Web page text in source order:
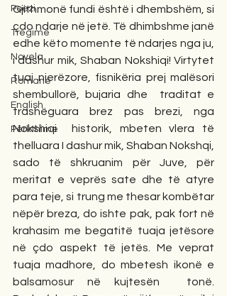
Poezi
Tregime
Novela
Romane
English
Përkthime
Gjithmonë fundi është i dhembshëm, si
çdo ndarje në jetë. Të dhimbshme janë
edhe këto momente të ndarjes nga ju,
i dashur mik, Shaban Nokshiqi! Virtytet
tuaj njerëzore, fisnikëria prej malësori
shembullorë, bujaria dhe  traditat e
trashëguara brez pas brezi, nga
Nokshiqi  historik, mbeten vlera të
thelluara I dashur mik, Shaban Nokshqi,
sado të shkruanim për Juve, për
meritat e veprës sate dhe të atyre
para teje, si trung me thesar kombëtar
nëpër breza, do ishte pak, pak fort në
krahasim me begatitë tuaja jetësore
në çdo aspekt të jetës. Me veprat
tuaja madhore, do mbetesh ikonë e
balsamosur në kujtesën  tonë.